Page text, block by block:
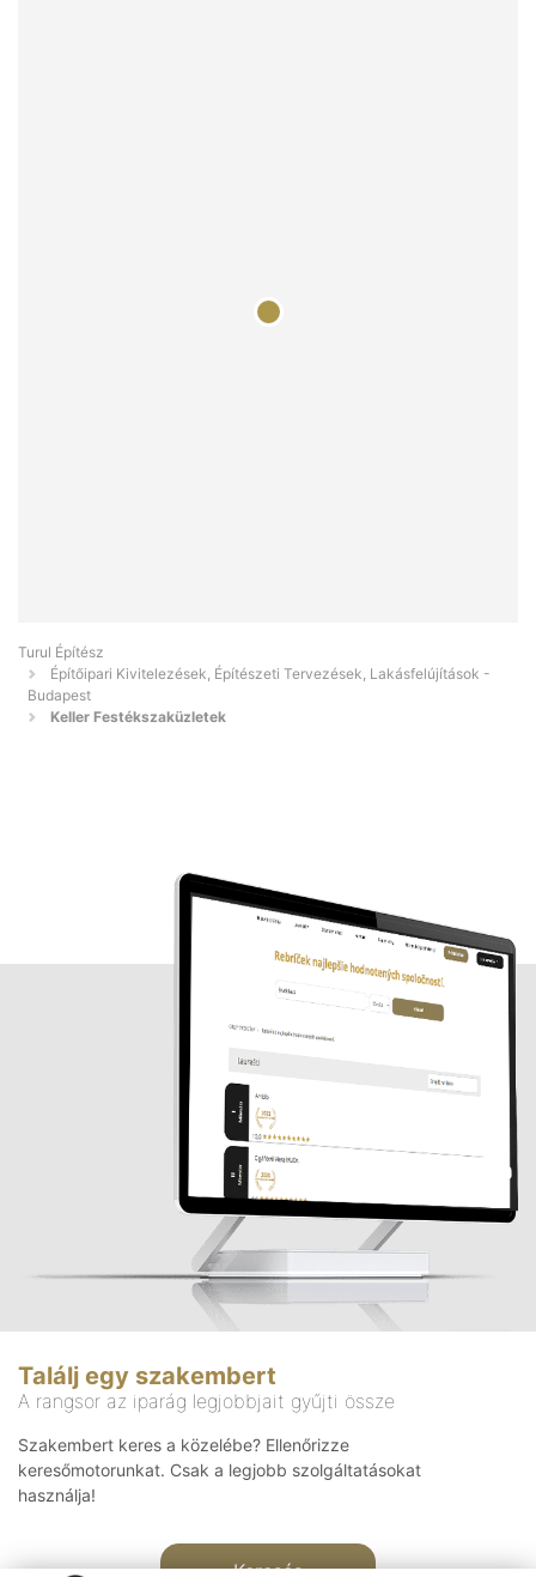
Turul Építész
Építőipari Kivitelezések, Építészeti Tervezések, Lakásfelújítások -
Budapest
Keller Festékszaküzletek
Találj egy szakembert
A rangsor az iparág legjobbjait gyűjti össze
Szakembert keres a közelébe? Ellenőrizze
keresőmotorunkat. Csak a legjobb szolgáltatásokat
használja!
Keresés